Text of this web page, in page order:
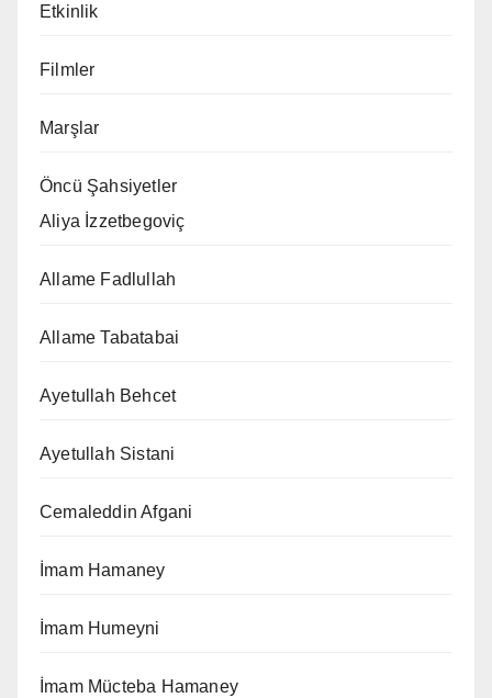
Etkinlik
Filmler
Marşlar
Öncü Şahsiyetler
Aliya İzzetbegoviç
Allame Fadlullah
Allame Tabatabai
Ayetullah Behcet
Ayetullah Sistani
Cemaleddin Afgani
İmam Hamaney
İmam Humeyni
İmam Mücteba Hamaney